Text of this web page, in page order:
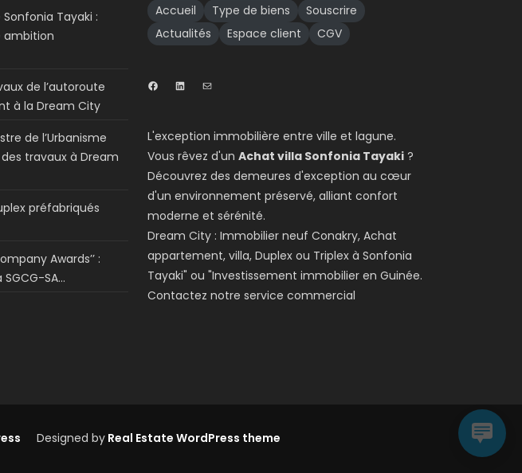
Tayaki :
ambition
de l’autoroute
à la Dream City
de l’Urbanisme
travaux à Dream
préfabriqués
Awards’’ :
SA…
Accueil Type de biens
Souscrire
Actualités
Espace client CGV
L'exception immobilière entre ville et lagune.
Vous rêvez d'un Achat villa Sonfonia Tayaki ?
Découvrez des demeures d'exception au cœur
d'un environnement préservé, alliant confort
moderne et sérénité.
Dream City : Immobilier neuf Conakry, Achat
appartement, villa, Duplex ou Triplex à Sonfonia
Tayaki" ou "Investissement immobilier en Guinée.
Contactez notre service commercial
Designed by Real Estate WordPress theme